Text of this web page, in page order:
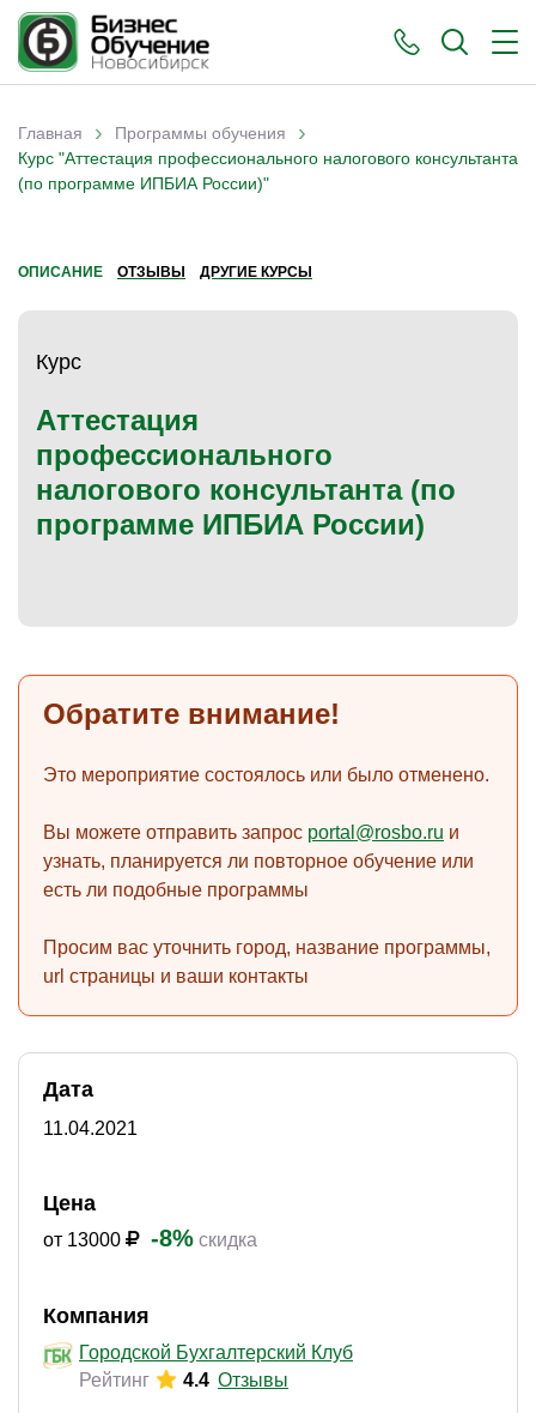
Вы здесь
Главная › Программы обучения ›
Курс "Аттестация профессионального налогового консультанта
(по программе ИПБИА России)"
ОПИСАНИЕ ОТЗЫВЫ ДРУГИЕ КУРСЫ
Курс
Аттестация
профессионального
налогового консультанта (по
программе ИПБИА России)
Обратите внимание!
Это мероприятие состоялось или было отменено.
Вы можете отправить запрос portal@rosbo.ru и
узнать, планируется ли повторное обучение или
есть ли подобные программы
Просим вас уточнить город, название программы,
url страницы и ваши контакты
Дата
11.04.2021
Цена
от 13000 -8% скидка
Компания
Городской Бухгалтерский Клуб
Рейтинг
4.4 Отзывы